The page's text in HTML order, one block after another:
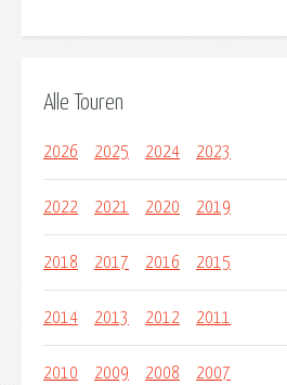
Alle Touren
2026 2025 2024 2023
2022 2021 2020 2019
2018 2017 2016 2015
2014 2013 2012 2011
2010 2009 2008 2007